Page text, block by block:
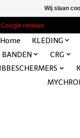
reviews
Home KLEDING
BANDEN
CRG
Wij slaan